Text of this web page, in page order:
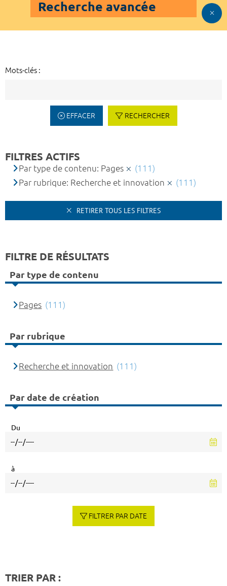
Recherche avancée
Mots-clés :
EFFACER RECHERCHER
FILTRES ACTIFS
Par type de contenu: Pages
(111)
Par rubrique: Recherche et innovation
(111)
RETIRER TOUS LES FILTRES
FILTRE DE RÉSULTATS
Par type de contenu
Pages (111)
Par rubrique
Recherche et innovation (111)
Par date de création
Du
à
FILTRER PAR DATE
TRIER PAR :